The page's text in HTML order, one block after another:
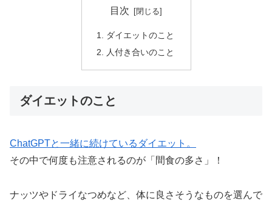
目次
ダイエットのこと
人付き合いのこと
ダイエットのこと
ChatGPTと一緒に続けているダイエット。
その中で何度も注意されるのが「間食の多さ」！
ナッツやドライなつめなど、体に良さそうなものを選んで